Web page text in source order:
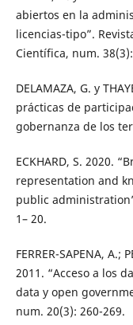
abiertos en la
licencias-tipo”.
Científica, num.
DELAMAZA, G. y
prácticas de
gobernanza de los
ECKHARD, S. 2020.
representation and
public
1– 20.
FERRER-SAPENA, A.;
2011. “Acceso a los
data y open
num. 20(3): 260-269.